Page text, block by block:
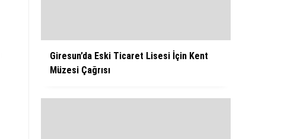
Giresun’da Eski Ticaret Lisesi İçin Kent
Müzesi Çağrısı